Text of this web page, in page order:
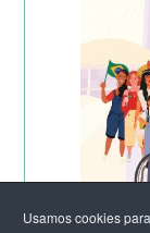
Usamos cookies